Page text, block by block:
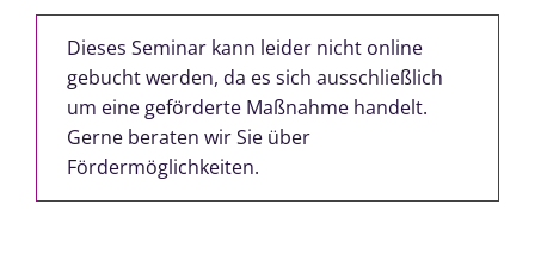
Dieses Seminar kann leider nicht online
gebucht werden, da es sich ausschließlich
um eine geförderte Maßnahme handelt.
Gerne beraten wir Sie über
Fördermöglichkeiten.